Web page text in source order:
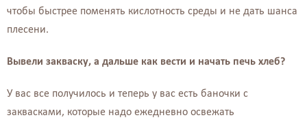
чтобы быстрее поменять кислотность среды и не дать шанса
плесени.
Вывели закваску, а дальше как вести и начать печь хлеб?
У вас все получилось и теперь у вас есть баночки с
заквасками, которые надо ежедневно освежать